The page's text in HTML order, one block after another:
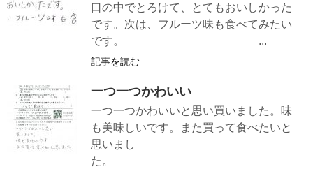
口の中でとろけて、とてもおいしかった
です。次は、フルーツ味も食べてみたい
です。 ...
記事を読む
一つ一つかわいい
一つ一つかわいいと思い買いました。味
も美味しいです。また買って食べたいと
思いまし
た。